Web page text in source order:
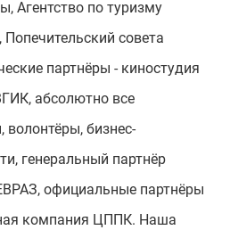
Агентство по туризму
совета
партнёры - киностудия
абсолютно все
бизнес-
генеральный партнёр
официальные партнёры
компания ЦППК. Наша